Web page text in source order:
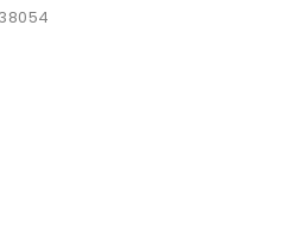
PER CAMION D'EPOCA